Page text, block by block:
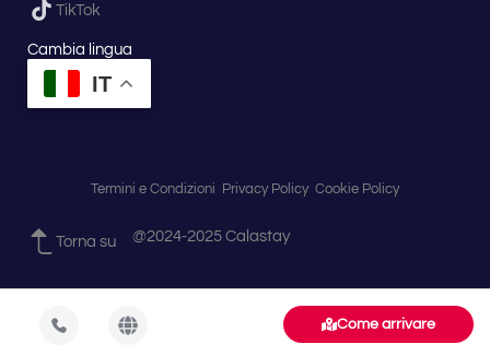
Come arrivare
TikTok
Cambia lingua
IT
Termini e Condizioni Privacy Policy Cookie Policy
Torna su @2024-2025 Calastay